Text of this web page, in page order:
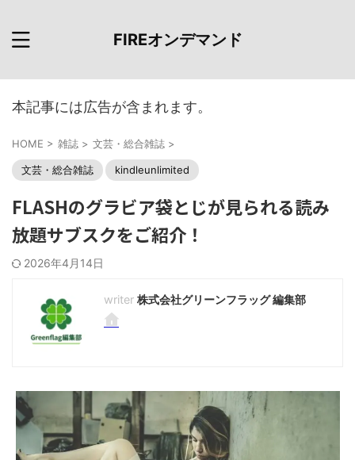
FIREオンデマンド
本記事には広告が含まれます。
HOME > 雑誌 > 文芸・総合雑誌 >
文芸・総合雑誌 kindleunlimited
FLASHのグラビア袋とじが見られる読み
放題サブスクをご紹介！
2026年4月14日
株式会社グリーンフラッグ 編集部